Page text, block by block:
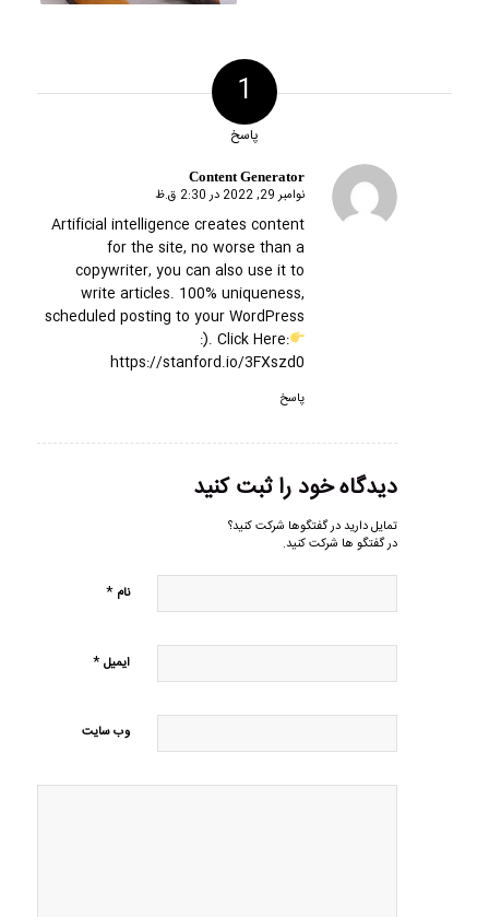
1
پاسخ
Content Generator
گفته:
نوامبر 29, 2022 در 2:30 ق.ظ
Artificial intelligence creates content
for the site, no worse than a
copywriter, you can also use it to
write articles. 100% uniqueness,
scheduled posting to your WordPress
:). Click Here:
https://stanford.io/3FXszd0
پاسخ
دیدگاه خود را ثبت کنید
تمایل دارید در گفتگوها شرکت کنید؟
در گفتگو ها شرکت کنید.
نام *
ایمیل*
وب‌ سایت